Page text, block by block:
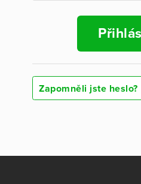
Zapomněli jste heslo?